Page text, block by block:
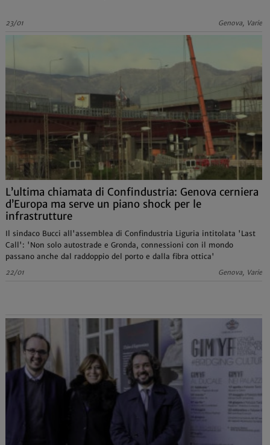
23/01 Genova, Varie
L’ultima chiamata di Confindustria: Genova cerniera
d’Europa ma serve un piano shock per le
infrastrutture
Il sindaco Bucci all'assemblea di Confindustria Liguria intitolata 'Last
Call': 'Non solo autostrade e Gronda, connessioni con il mondo
passano anche dal raddoppio del porto e dalla fibra ottica'
22/01 Genova, Varie